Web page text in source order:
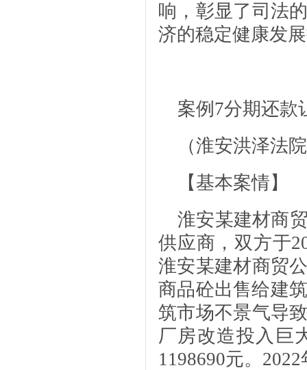
响，彰显了司法
济的稳定健康发
案例7分期还款
（淮安洪泽法
【基本案情】
淮安某建材商
供应商，双方于
淮安某建材商贸
商品砼出售给建
筑市场不景气导
厂房改造投入巨
1198690元。